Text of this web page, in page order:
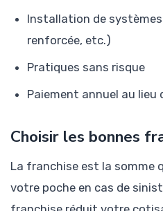
Installation de
renforcée, etc.)
Pratiques sans risque
Paiement annuel au lieu
Choisir les bonnes
La franchise est la somme
votre poche en cas de